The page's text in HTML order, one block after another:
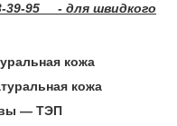
39-95
- для швидкого
кожа
кожа
― ТЭП